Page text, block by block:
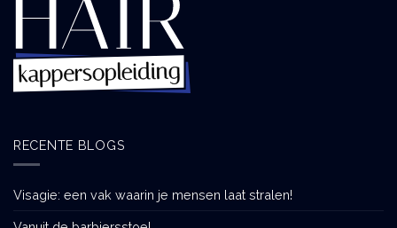
RECENTE BLOGS
Visagie: een vak waarin je mensen laat stralen!